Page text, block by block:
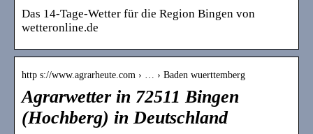
Das 14-Tage-Wetter für die Region Bingen von
wetteronline.de
http s://www.agrarheute.com › … › Baden wuerttemberg
Agrarwetter in 72511 Bingen
(Hochberg) in Deutschland